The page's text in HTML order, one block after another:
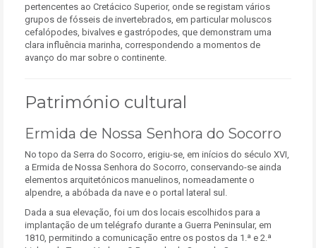
pertencentes ao Cretácico Superior, onde se registam vários
grupos de fósseis de invertebrados, em particular moluscos
cefalópodes, bivalves e gastrópodes, que demonstram uma
clara influência marinha, correspondendo a momentos de
avanço do mar sobre o continente.
Património cultural
Ermida de Nossa Senhora do Socorro
No topo da Serra do Socorro, erigiu-se, em inícios do século XVI,
a Ermida de Nossa Senhora do Socorro, conservando-se ainda
elementos arquitetónicos manuelinos, nomeadamente o
alpendre, a abóbada da nave e o portal lateral sul.
Dada a sua elevação, foi um dos locais escolhidos para a
implantação de um telégrafo durante a Guerra Peninsular, em
1810, permitindo a comunicação entre os postos da 1.ª e 2.ª